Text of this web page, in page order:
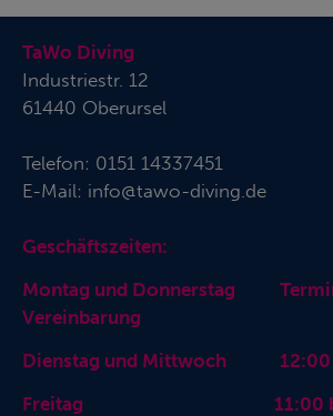
TaWo Diving
Industriestr. 12
61440 Oberursel
Telefon: 0151 14337451
E-Mail: info@tawo-diving.de
Geschäftszeiten:
Montag und Donnerstag
Vereinbarung
Dienstag und Mittwoch 12:00
Freitag 11:00 bis